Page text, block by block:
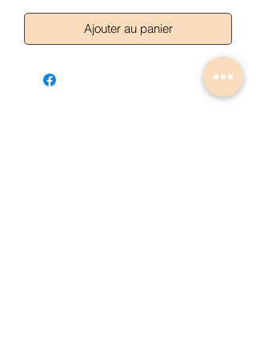
Ajouter au panier